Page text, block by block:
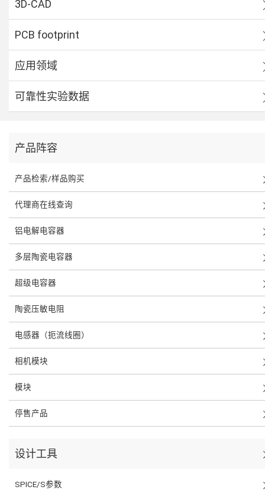
3D-CAD
PCB footprint
应用领域
可靠性实验数据
产品阵容
产品检索/样品购买
代理商在线查询
铝电解电容器
多层陶瓷电容器
超级电容器
陶瓷压敏电阻
电感器（扼流线圈）
相机模块
模块
停售产品
设计工具
SPICE/S参数